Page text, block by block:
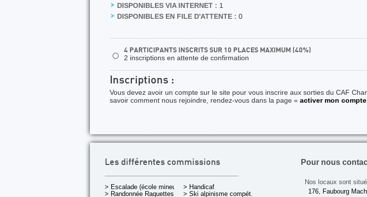
DISPONIBLES VIA INTERNET : 1
DISPONIBLES EN FILE D'ATTENTE : 0
⚪
4 PARTICIPANTS INSCRITS SUR 10 PLACES MAXIMUM (40%)
2 inscriptions en attente de confirmation
Inscriptions :
Vous devez avoir un compte sur le site pour vous inscrire aux sorties du CAF
savoir comment nous rejoindre, rendez-vous dans la page « activer mon compte
Les différentes commissions
> Escalade (école mineurs)
> Randonnée Raquettes
> Handicaf
> Ski alpinisme compét.
Pour nous
Nos locaux sont
176, Faubourg